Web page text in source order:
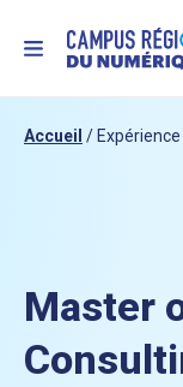
MENU
Accueil /
Master